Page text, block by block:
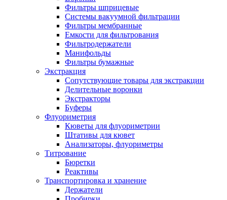
Фильтры шприцевые
Системы вакуумной фильтрации
Фильтры мембранные
Емкости для фильтрования
Фильтродержатели
Манифольды
Фильтры бумажные
Экстракция
Сопутствующие товары для экстракции
Делительные воронки
Экстракторы
Буферы
Флуориметрия
Кюветы для флуориметрии
Штативы для кювет
Анализаторы, флуориметры
Титрование
Бюретки
Реактивы
Транспортировка и хранение
Держатели